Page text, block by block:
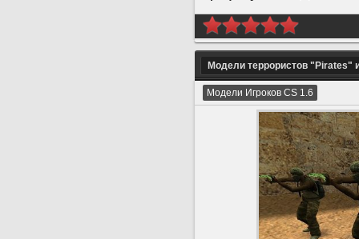
Модели террористов "Pirates"
Модели Игроков CS 1.6